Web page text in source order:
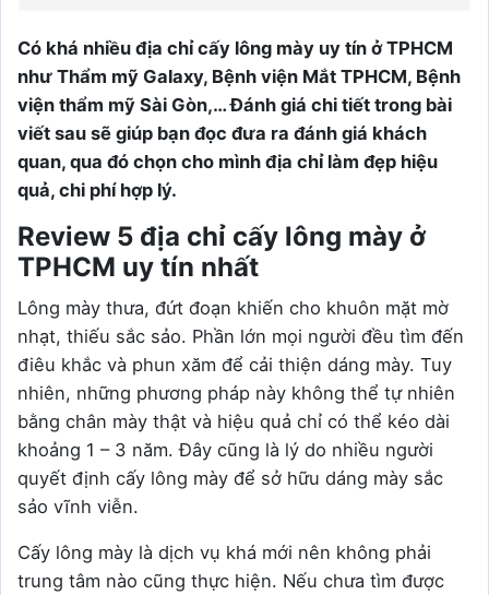
Có khá nhiều địa chỉ cấy lông mày uy tín ở TPHCM
như Thẩm mỹ Galaxy, Bệnh viện Mắt TPHCM, Bệnh
viện thẩm mỹ Sài Gòn,… Đánh giá chi tiết trong bài
viết sau sẽ giúp bạn đọc đưa ra đánh giá khách
quan, qua đó chọn cho mình địa chỉ làm đẹp hiệu
quả, chi phí hợp lý.
Review 5 địa chỉ cấy lông mày ở
TPHCM uy tín nhất
Lông mày thưa, đứt đoạn khiến cho khuôn mặt mờ
nhạt, thiếu sắc sảo. Phần lớn mọi người đều tìm đến
điêu khắc và phun xăm để cải thiện dáng mày. Tuy
nhiên, những phương pháp này không thể tự nhiên
bằng chân mày thật và hiệu quả chỉ có thể kéo dài
khoảng 1 – 3 năm. Đây cũng là lý do nhiều người
quyết định cấy lông mày để sở hữu dáng mày sắc
sảo vĩnh viễn.
Cấy lông mày là dịch vụ khá mới nên không phải
trung tâm nào cũng thực hiện. Nếu chưa tìm được